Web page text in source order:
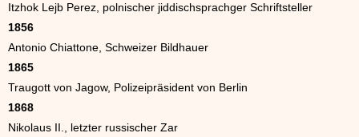
Itzhok Lejb Perez, polnischer jiddischsprachger Schriftsteller
1856
Antonio Chiattone, Schweizer Bildhauer
1865
Traugott von Jagow, Polizeipräsident von Berlin
1868
Nikolaus II., letzter russischer Zar